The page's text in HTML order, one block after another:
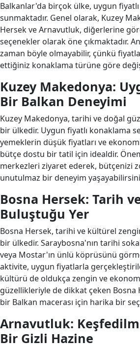
Balkanlar'da birçok ülke, uygun
sunmaktadır. Genel olarak, Kuzey
Hersek ve Arnavutluk, diğerlerine
seçenekler olarak öne çıkmaktadır.
zaman böyle olmayabilir, çünkü
ettiğiniz konaklama türüne göre
Kuzey Makedonya:
Bir Balkan Deneyimi
Kuzey Makedonya, tarihi ve doğal
bir ülkedir. Uygun fiyatlı konaklama
yemeklerin düşük fiyatları ve
bütçe dostu bir tatil için idealdir.
merkezleri ziyaret ederek, bütçenizi
unutulmaz bir deneyim
Bosna Hersek: Tarih
Buluştuğu Yer
Bosna Hersek, tarihi ve kültürel
bir ülkedir. Saraybosna'nın tarihi
veya Mostar'ın ünlü köprüsünü
aktivite, uygun fiyatlarla
kültürü de oldukça zengin ve
güzellikleriyle de dikkat çeken Bosna
bir Balkan macerası için harika bir
Arnavutluk:
Bir Gizli Hazine